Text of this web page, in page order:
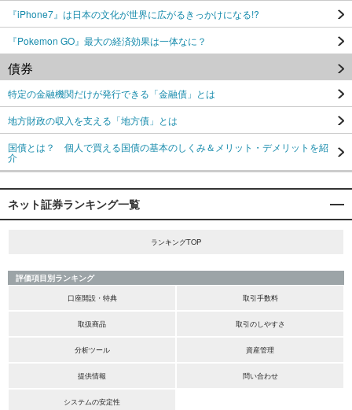
『iPhone7』は日本の文化が世界に広がるきっかけになる!?
『Pokemon GO』最大の経済効果は一体なに？
債券
特定の金融機関だけが発行できる「金融債」とは
地方財政の収入を支える「地方債」とは
国債とは？ 個人で買える国債の基本のしくみ＆メリット・デメリットを紹
介
ネット証券ランキング一覧
ランキングTOP
評価項目別ランキング
口座開設・特典
取引手数料
取扱商品 取引のしやすさ
分析ツール 資産管理
提供情報 問い合わせ
システムの安定性